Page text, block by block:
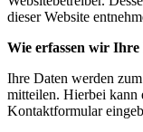
dieser Website
Wie erfassen wir Ihre
Ihre Daten werden
mitteilen. Hierbei kann
Kontaktformular